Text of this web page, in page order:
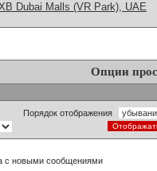
Dubai Malls (VR Park), UAE
Опции
Порядок отображения
с новыми сообщениями